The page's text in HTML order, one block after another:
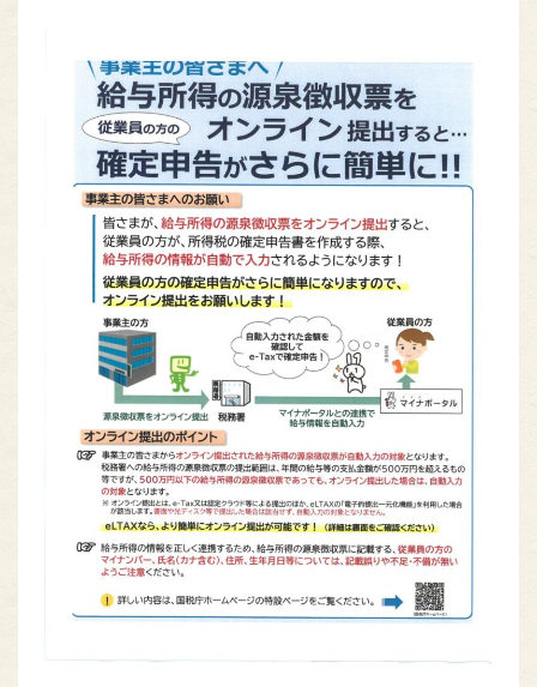
お知らせ
NEWS
熊本のお肉
MEAT OF KUMAMOTO
組合員専用ページ
ONLY
nikuren@ninus.ocn.ne.jp
096-372-4994
電話
受付
平日(土日祝休み)
9:00〜17:00